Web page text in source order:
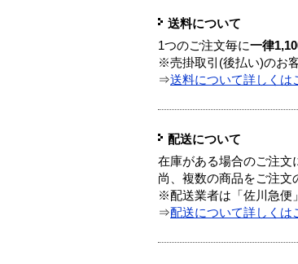
送料について
1つのご注文毎に一律
※売掛取引(後払い)のお
⇒送料について詳しくは
配送について
在庫がある場合のご注文
尚、複数の商品をご注文
※配送業者は「佐川急便
⇒配送について詳しくは